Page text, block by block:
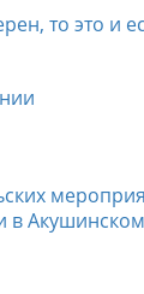
то это и
в